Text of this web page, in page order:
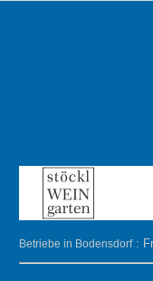
Betriebe in Bodensdorf: